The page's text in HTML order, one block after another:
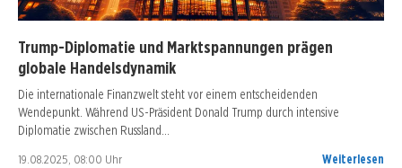
Trump-Diplomatie und Marktspannungen prägen
globale Handelsdynamik
Die internationale Finanzwelt steht vor einem entscheidenden
Wendepunkt. Während US-Präsident Donald Trump durch intensive
Diplomatie zwischen Russland…
19.08.2025, 08:00 Uhr Weiterlesen